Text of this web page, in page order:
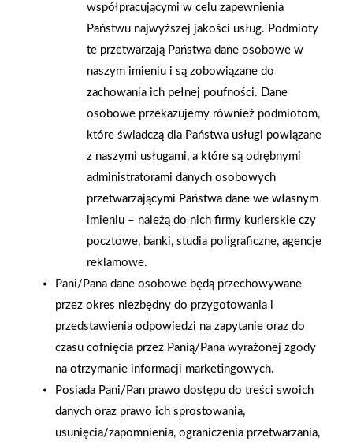
2026-01-15
Grupa PSB Handel S.A.
gra z WOŚP. Powstała
firmowa eSkarbonka na
rzecz gastroenterologii
dziecięcej
2026-01-12
Zacisze S.A. dołącza do
Grupy PSB. Sieć kończy
rok strategicznym
otwarciem po
rebrandingu
współpracującymi w celu zapewnienia
Państwu najwyższej jakości usług. Podmioty
te przetwarzają Państwa dane osobowe w
naszym imieniu i są zobowiązane do
zachowania ich pełnej poufności. Dane
osobowe przekazujemy również podmiotom,
które świadczą dla Państwa usługi powiązane
z naszymi usługami, a które są odrębnymi
administratorami danych osobowych
przetwarzającymi Państwa dane we własnym
imieniu – należą do nich firmy kurierskie czy
pocztowe, banki, studia poligraficzne, agencje
reklamowe.
Pani/Pana dane osobowe będą przechowywane
przez okres niezbędny do przygotowania i
przedstawienia odpowiedzi na zapytanie oraz do
czasu cofnięcia przez Panią/Pana wyrażonej zgody
na otrzymanie informacji marketingowych.
Posiada Pani/Pan prawo dostępu do treści swoich
danych oraz prawo ich sprostowania,
usunięcia/zapomnienia, ograniczenia przetwarzania,